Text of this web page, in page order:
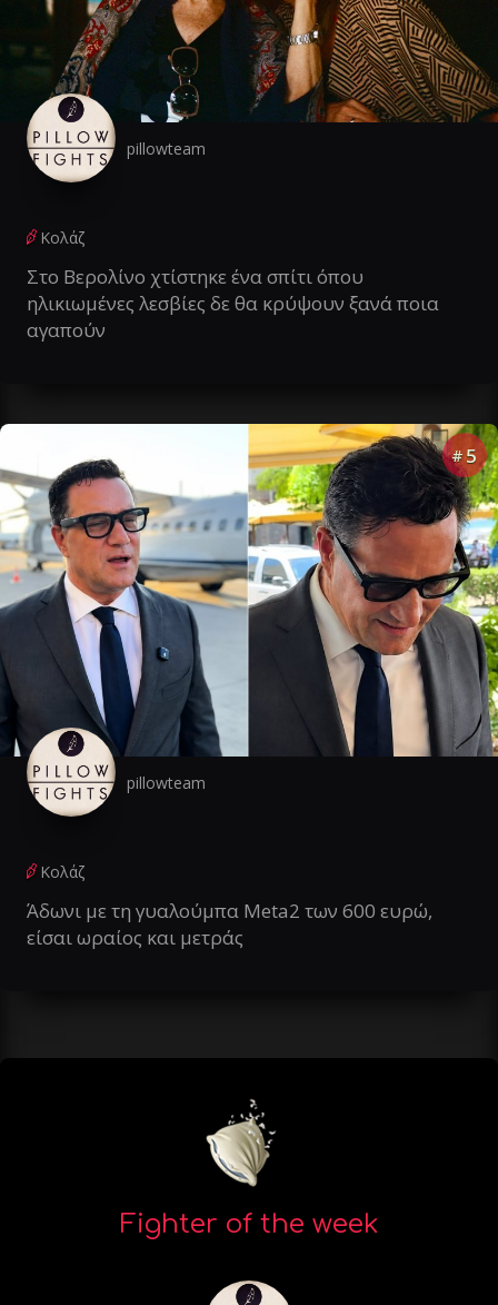
pillowteam
Κολάζ
Στο Βερολίνο χτίστηκε ένα σπίτι όπου
ηλικιωμένες λεσβίες δε θα κρύψουν ξανά ποια
αγαπούν
# 5
pillowteam
Κολάζ
Άδωνι με τη γυαλούμπα Meta2 των 600 ευρώ,
είσαι ωραίος και μετράς
Fighter of the week